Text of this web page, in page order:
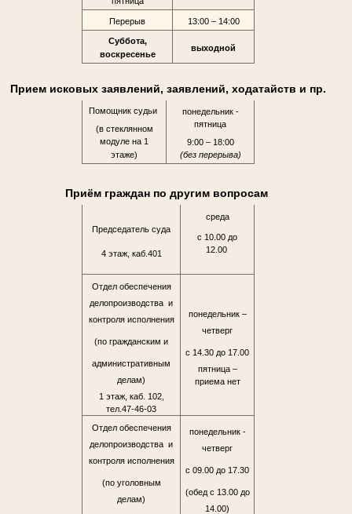
Перерыв 13:00 – 14:00
Суббота,
воскресенье
выходной
Прием исковых заявлений, заявлений, ходатайств и пр.
Помощник судьи
(в стеклянном
модуле на 1
этаже)
понедельник -
пятница
9:00 – 18:00
(без перерыва)
Приём граждан по другим вопросам
Председатель суда
4 этаж, каб.401
среда
с 10.00 до
12.00
Отдел обеспечения
делопроизводства и
контроля исполнения
(по гражданским и
административным
делам)
1 этаж, каб. 102,
тел.47-46-03
понедельник –
четверг
с 14.30 до 17.00
пятница –
приема нет
Отдел обеспечения
делопроизводства и
контроля исполнения
(по уголовным
делам)
понедельник -
четверг
с 09.00 до 17.30
(обед с 13.00 до
14.00)